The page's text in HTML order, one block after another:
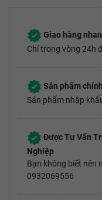
Giao hàng
Chỉ trong vòng 24h
Sản phẩm
Sản phẩm nhập
Được Tư Vấn
Nghiệp
Bạn không biết nên
0932069556